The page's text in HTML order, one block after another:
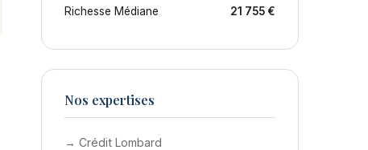
Richesse Médiane 21 755 €
Nos expertises
→ Crédit Lombard